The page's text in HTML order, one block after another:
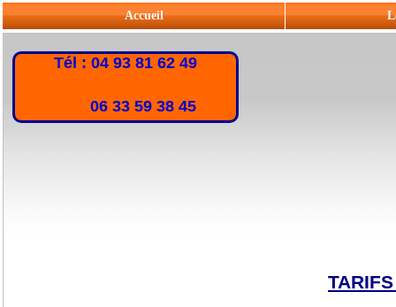
Accueil
Tél : 04 93 81 62 49
06 33 59 38 45